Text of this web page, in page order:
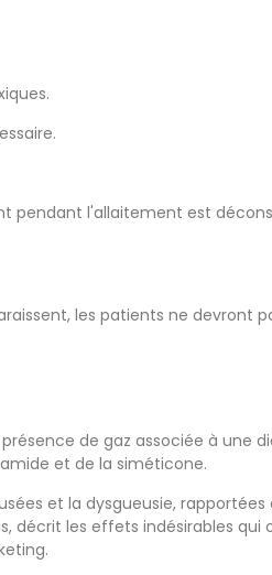
pendant l'allaitement est
les patients ne devront
de gaz associée à une
et de la siméticone.
et la dysgueusie, rapportées
décrit les effets indésirables qui